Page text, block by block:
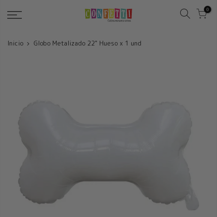
0
Inicio Globo Metalizado 22" Hueso x 1 und